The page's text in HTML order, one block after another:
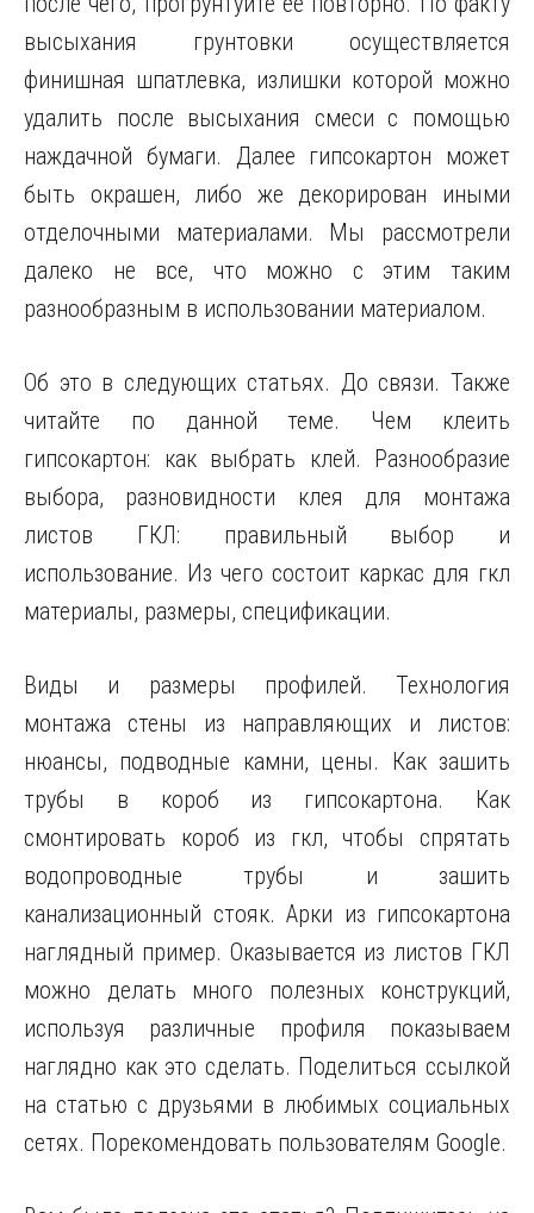
высыхания грунтовки осуществляется
финишная шпатлевка, излишки которой можно
удалить после высыхания смеси с помощью
наждачной бумаги. Далее гипсокартон может
быть окрашен, либо же декорирован иными
отделочными материалами. Мы рассмотрели
далеко не все, что можно с этим таким
разнообразным в использовании материалом.
Об это в следующих статьях. До связи. Также
читайте по данной теме. Чем клеить
гипсокартон: как выбрать клей. Разнообразие
выбора, разновидности клея для монтажа
листов ГКЛ: правильный выбор и
использование. Из чего состоит каркас для гкл
материалы, размеры, спецификации.
Виды и размеры профилей. Технология
монтажа стены из направляющих и листов:
нюансы, подводные камни, цены. Как зашить
трубы в короб из гипсокартона. Как
смонтировать короб из гкл, чтобы спрятать
водопроводные трубы и зашить
канализационный стояк. Арки из гипсокартона
наглядный пример. Оказывается из листов ГКЛ
можно делать много полезных конструкций,
используя различные профиля показываем
наглядно как это сделать. Поделиться ссылкой
на статью с друзьями в любимых социальных
сетях. Порекомендовать пользователям Google.